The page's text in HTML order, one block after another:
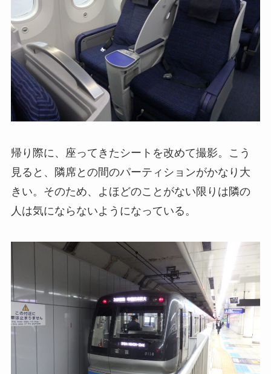
帰り際に、座ってきたシートを改めて撮影。こう
見ると、隣席との間のパーティションがかなり大
きい。そのため、よほどのことがない限りは隣の
人は気にならないようになっている。